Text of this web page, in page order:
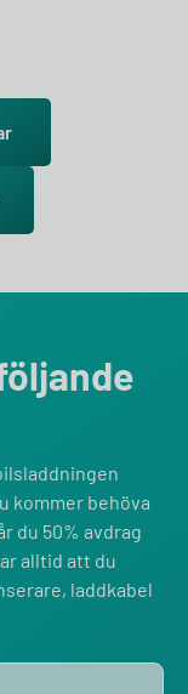
kommer behöva
du 50% avdrag
alltid att du
laddkabel